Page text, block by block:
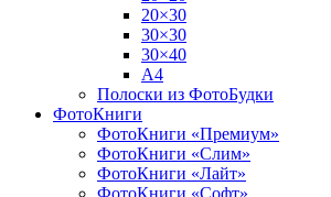
20×30
30×30
30×40
A4
Полоски из ФотоБудки
ФотоКниги
ФотоКниги «Премиум»
ФотоКниги «Слим»
ФотоКниги «Лайт»
ФотоКниги «Софт»